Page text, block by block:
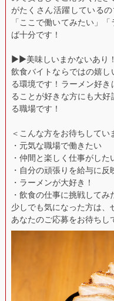
がたくさん活躍している
「ここで働いてみたい」
ば十分です！
▶︎▶︎美味しいまかないあり
飲食バイトならではの嬉
る環境です！ラーメン好
ることが好きな方にも大
る職場です！
＜こんな方をお待ちしてい
・元気な職場で働きたい
・仲間と楽しく仕事がした
・自分の頑張りを給与に反
・ラーメンが大好き！
・飲食の仕事に挑戦してみ
少しでも気になった方は、
あなたのご応募をお待ちし